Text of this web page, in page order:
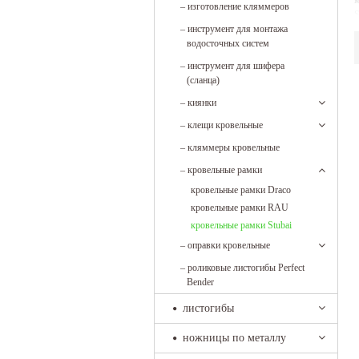
– изготовление кляммеров
– инструмент для монтажа
водосточных систем
– инструмент для шифера
(сланца)
– киянки
– клещи кровельные
– кляммеры кровельные
– кровельные рамки
кровельные рамки Draco
кровельные рамки RAU
кровельные рамки Stubai
– оправки кровельные
– роликовые листогибы Perfect
Bender
листогибы
ножницы по металлу